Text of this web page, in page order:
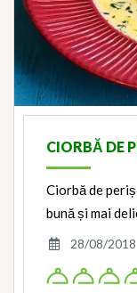
CIORBĂ DE
Ciorbă de
bună și mai
28/08/2018